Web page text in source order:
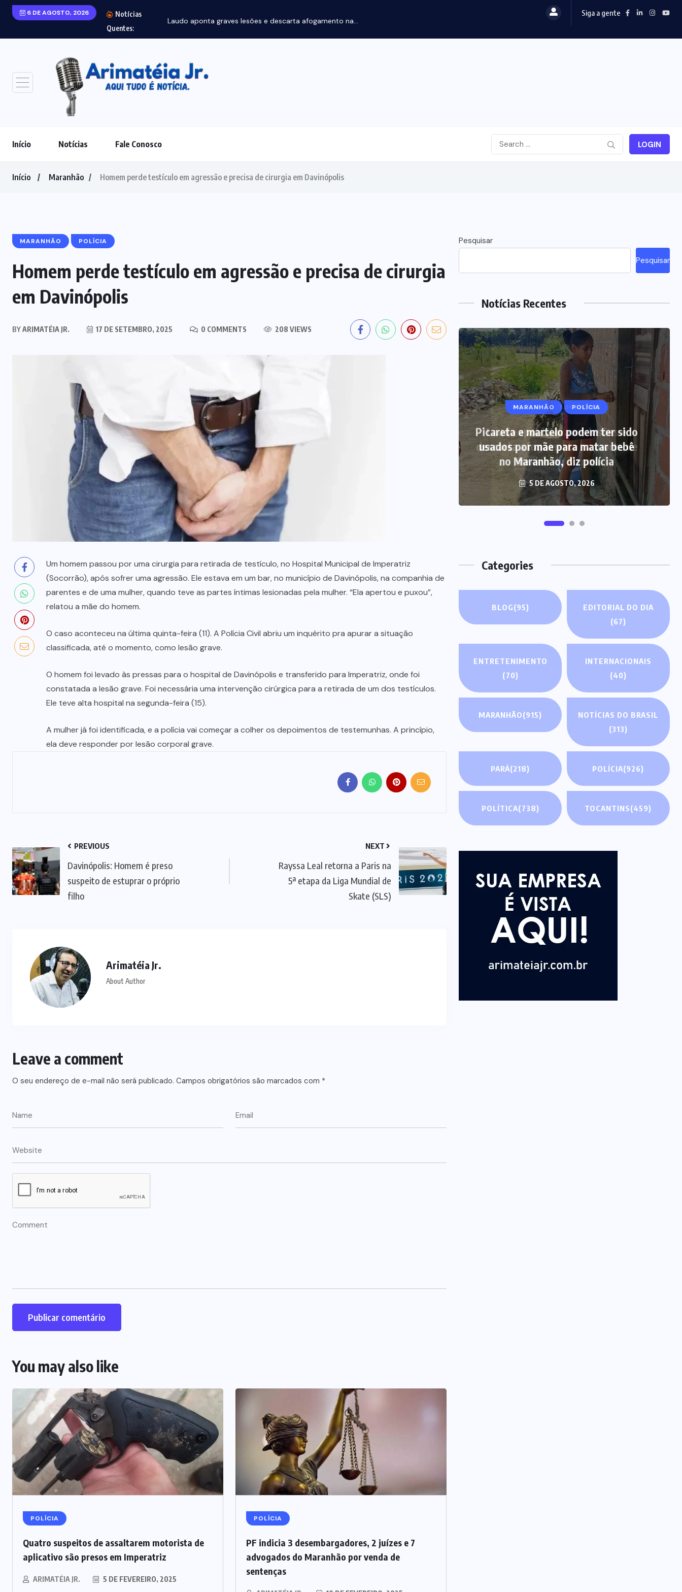
6 DE AGOSTO, 2026
Notícias
Quentes:
Laudo aponta graves lesões e descarta afogamento na...
Siga a gente
Início Notícias Fale Conosco LOGIN
Início Maranhão Homem perde testículo em agressão e precisa de cirurgia em Davinópolis
MARANHÃO POLÍCIA
Homem perde testículo em agressão e precisa de cirurgia
em Davinópolis
BYARIMATÉIA JR. 17 DE SETEMBRO, 2025 0 COMMENTS 208 VIEWS
Um homem passou por uma cirurgia para retirada de testículo, no Hospital Municipal de Imperatriz
(Socorrão), após sofrer uma agressão. Ele estava em um bar, no município de Davinópolis, na companhia de
parentes e de uma mulher, quando teve as partes íntimas lesionadas pela mulher. “Ela apertou e puxou”,
relatou a mãe do homem.
O caso aconteceu na última quinta-feira (11). A Polícia Civil abriu um inquérito pra apurar a situação
classificada, até o momento, como lesão grave.
O homem foi levado às pressas para o hospital de Davinópolis e transferido para Imperatriz, onde foi
constatada a lesão grave. Foi necessária uma intervenção cirúrgica para a retirada de um dos testículos.
Ele teve alta hospital na segunda-feira (15).
A mulher já foi identificada, e a polícia vai começar a colher os depoimentos de testemunhas. A princípio,
ela deve responder por lesão corporal grave.
PREVIOUS
Davinópolis: Homem é preso
suspeito de estuprar o próprio
filho
NEXT
Rayssa Leal retorna a Paris na
5ª etapa da Liga Mundial de
Skate (SLS)
Arimatéia Jr.
About Author
Leave a comment
O seu endereço de e-mail não será publicado. Campos obrigatórios são marcados com *
You may also like
POLÍCIA
Quatro suspeitos de assaltarem motorista de
aplicativo são presos em Imperatriz
ARIMATÉIA JR. 5 DE FEVEREIRO, 2025
POLÍCIA
PF indicia 3 desembargadores, 2 juízes e 7
advogados do Maranhão por venda de
sentenças
Pesquisar
Pesquisar
Notícias Recentes
NOTÍCIAS DO BRASIL
Mega-Sena acumula e vai a R$ 150
milhões
5 DE AGOSTO, 2026
POLÍCIA
descarta afogamento na morte de
MARANHÃO POLÍCIA
Picareta e martelo podem ter sido
usados por mãe para matar bebê
no Maranhão, diz polícia
5 DE AGOSTO, 2026
Categories
BLOG(95)
EDITORIAL DO DIA
(67)
ENTRETENIMENTO
(70)
INTERNACIONAIS
(40)
MARANHÃO(915)
NOTÍCIAS DO BRASIL
(313)
PARÁ(218) POLÍCIA(926)
POLÍTICA(738) TOCANTINS(459)